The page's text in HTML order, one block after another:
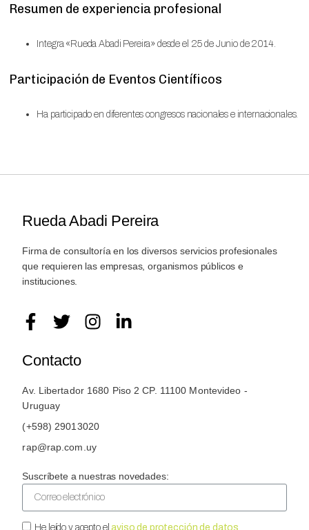
Resumen de experiencia profesional
Integra «Rueda Abadi Pereira» desde el 25 de Junio de 2014.
Participación de Eventos Científicos
Ha participado en diferentes congresos nacionales e internacionales.
Rueda Abadi Pereira
Firma de consultoría en los diversos servicios profesionales
que requieren las empresas, organismos públicos e
instituciones.
Contacto
Av. Libertador 1680 Piso 2 CP. 11100 Montevideo -
Uruguay
(+598) 29013020
rap@rap.com.uy
Suscríbete a nuestras novedades:
He leído y acepto elaviso de protección de datos